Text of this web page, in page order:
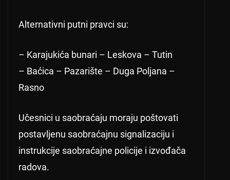
Alternativni putni pravci su:
– Karajukića bunari – Leskova – Tutin
– Baćica – Pazarište – Duga Poljana –
Rasno
Učesnici u saobraćaju moraju poštovati
postavljenu saobraćajnu signalizaciju i
instrukcije saobraćajne policije i izvođača
radova.